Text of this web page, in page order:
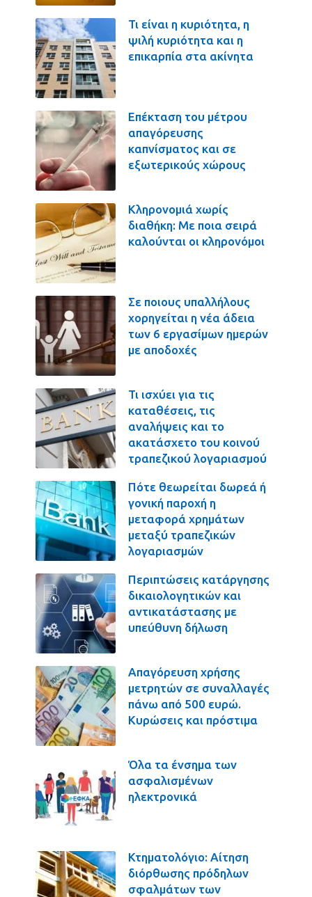
Τι είναι η κυριότητα, η
ψιλή κυριότητα και η
επικαρπία στα ακίνητα
Επέκταση του μέτρου
απαγόρευσης
καπνίσματος και σε
εξωτερικούς χώρους
Κληρονομιά χωρίς
διαθήκη: Με ποια σειρά
καλούνται οι κληρονόμοι
Σε ποιους υπαλλήλους
χορηγείται η νέα άδεια
των 6 εργασίμων ημερών
με αποδοχές
Τι ισχύει για τις
καταθέσεις, τις
αναλήψεις και το
ακατάσχετο του κοινού
τραπεζικού λογαριασμού
Πότε θεωρείται δωρεά ή
γονική παροχή η
μεταφορά χρημάτων
μεταξύ τραπεζικών
λογαριασμών
Περιπτώσεις κατάργησης
δικαιολογητικών και
αντικατάστασης με
υπεύθυνη δήλωση
Απαγόρευση χρήσης
μετρητών σε συναλλαγές
πάνω από 500 ευρώ.
Κυρώσεις και πρόστιμα
Όλα τα ένσημα των
ασφαλισμένων
ηλεκτρονικά
Κτηματολόγιο: Αίτηση
διόρθωσης πρόδηλων
σφαλμάτων των